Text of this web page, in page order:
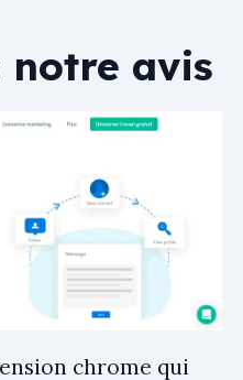
notre avis
chrome qui